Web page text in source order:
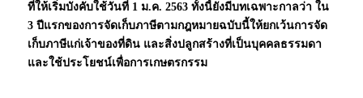
ที่ให้เริ่มบังคับใช้วันที่ 1 ม.ค. 2563 ทั้งนี้ยังมีบทเฉพาะกาลว่า ใน
3 ปีแรกของการจัดเก็บภาษีตามกฎหมายฉบับนี้ให้ยกเว้นการจัด
เก็บภาษีแก่เจ้าของที่ดิน และสิ่งปลูกสร้างที่เป็นบุคคลธรรมดา
และใช้ประโยชน์เพื่อการเกษตรกรรม